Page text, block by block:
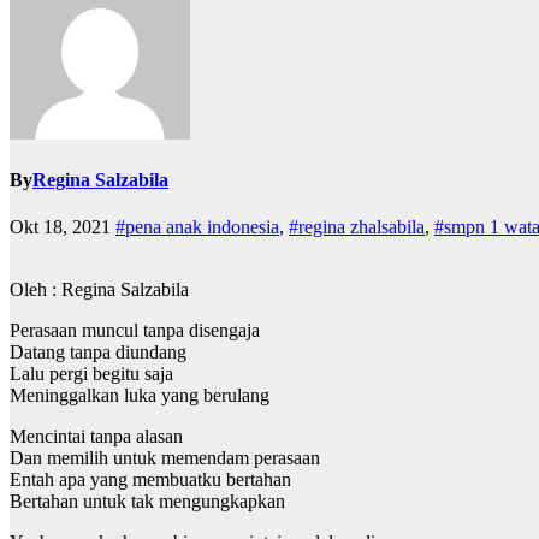
ByRegina Salzabila
Okt 18, 2021 #pena anak indonesia, #regina zhalsabila, #smpn 1
Oleh : Regina Salzabila
Perasaan muncul tanpa disengaja
Datang tanpa diundang
Lalu pergi begitu saja
Meninggalkan luka yang berulang
Mencintai tanpa alasan
Dan memilih untuk memendam perasaan
Entah apa yang membuatku bertahan
Bertahan untuk tak mengungkapkan